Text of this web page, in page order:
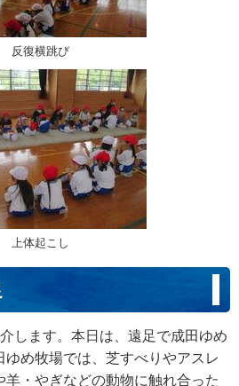
反復横跳び
上体起こし
します。本日は、遠足で成田ゆめ
め牧場では、芝すべりやアスレ
・やぎなどの動物に触れ合った